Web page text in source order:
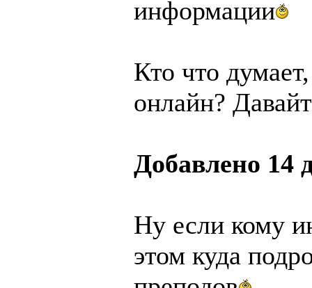
информации
Кто что
онлайн?
Добавлено 14
Ну если кому
этом куда